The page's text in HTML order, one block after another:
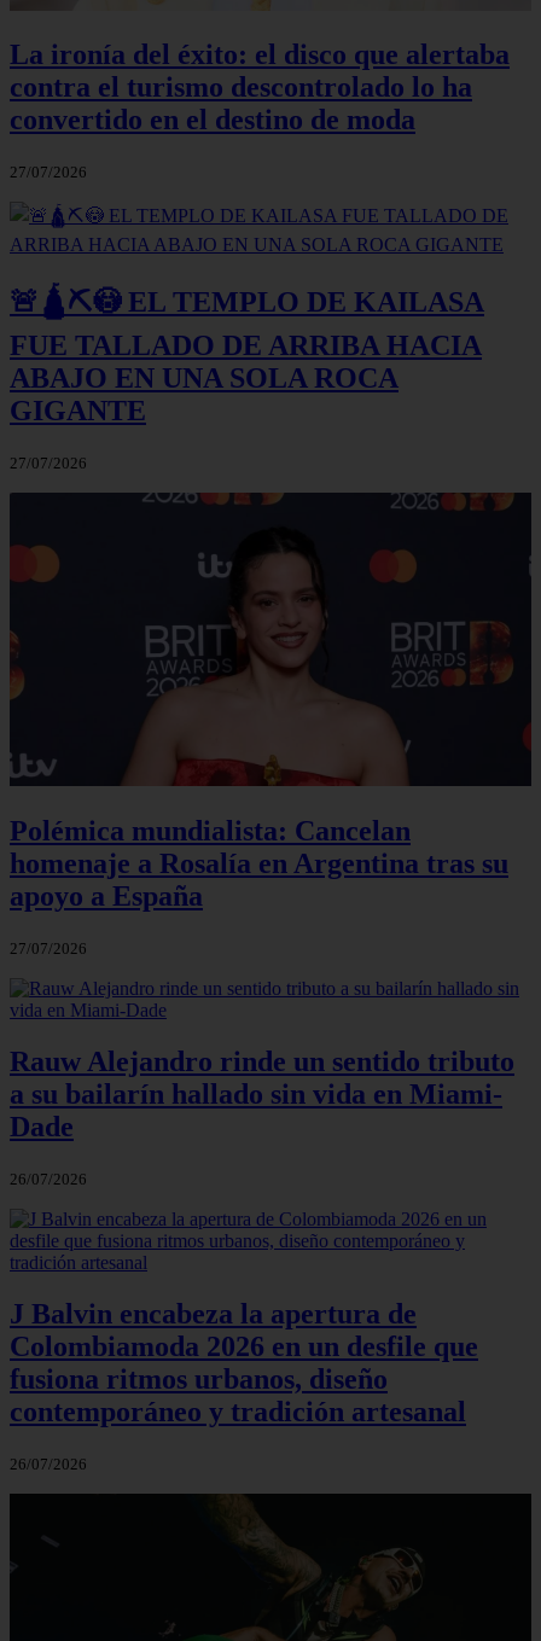
La ironía del éxito: el disco que alertaba
contra el turismo descontrolado lo ha
convertido en el destino de moda
27/07/2026
🚨🛕⛏️😳 EL TEMPLO DE KAILASA
FUE TALLADO DE ARRIBA HACIA
ABAJO EN UNA SOLA ROCA
GIGANTE
27/07/2026
Polémica mundialista: Cancelan
homenaje a Rosalía en Argentina tras su
apoyo a España
27/07/2026
Rauw Alejandro rinde un sentido tributo
a su bailarín hallado sin vida en Miami-
Dade
26/07/2026
J Balvin encabeza la apertura de
Colombiamoda 2026 en un desfile que
fusiona ritmos urbanos, diseño
contemporáneo y tradición artesanal
26/07/2026